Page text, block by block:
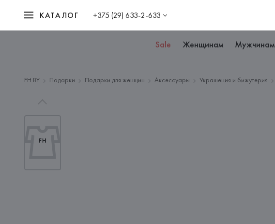
КАТАЛОГ +375 (29) 633-2-633
Sale Женщинам Мужчинам
FH.BY Подарки Подарки для женщин Аксессуары Украшения и бижутерия